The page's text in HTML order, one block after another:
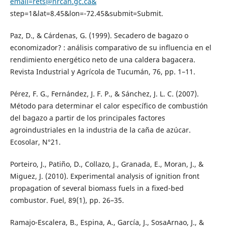
step=1&lat=8.45&lon=-72.45&submit=Submit.
Paz, D., & Cárdenas, G. (1999). Secadero de bagazo o
economizador? : análisis comparativo de su influencia en el
rendimiento energético neto de una caldera bagacera.
Revista Industrial y Agrícola de Tucumán, 76, pp. 1–11.
Pérez, F. G., Fernández, J. F. P., & Sánchez, J. L. C. (2007).
Método para determinar el calor específico de combustión
del bagazo a partir de los principales factores
agroindustriales en la industria de la caña de azúcar.
Ecosolar, N°21.
Porteiro, J., Patiño, D., Collazo, J., Granada, E., Moran, J., &
Miguez, J. (2010). Experimental analysis of ignition front
propagation of several biomass fuels in a fixed-bed
combustor. Fuel, 89(1), pp. 26–35.
Ramajo-Escalera, B., Espina, A., García, J., SosaArnao, J., &